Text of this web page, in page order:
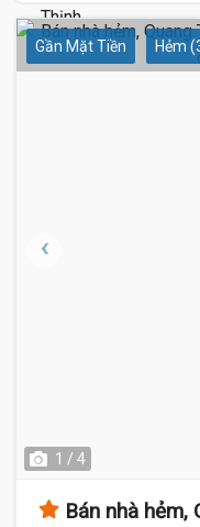
Gần Mặt Tiền Hẻm
1 / 4
Bán nhà hẻm,